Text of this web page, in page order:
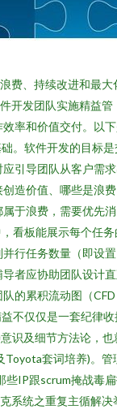
费、持续改进和最大
开发团队实施精益管
率和价值交付。以
。软件开发的目标是
引导团队从客户需
造价值、哪些是浪
于浪费，需要优先消
看板能展示每个任务
行任务数量（即设置
者应协助团队设计
的累积流动图（
不仅仅是一套纪律收
识及细节方法论，也
Toyota套词培养)。管
些IP跟scrum掩战毒
系统之重复主循解决